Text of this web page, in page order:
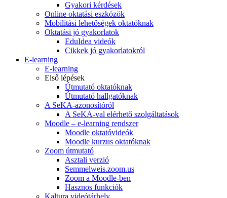
Gyakori kérdések
Online oktatási eszközök
Mobilitási lehetőségek oktatóknak
Oktatási jó gyakorlatok
EduIdea videók
Cikkek jó gyakorlatokról
E-learning
E-learning
Első lépések
Útmutató oktatóknak
Útmutató hallgatóknak
A SeKA-azonosítóról
A SeKA-val elérhető szolgáltatások
Moodle – e-learning rendszer
Moodle oktatóvideók
Moodle kurzus oktatóknak
Zoom útmutató
Asztali verzió
Semmelweis.zoom.us
Zoom a Moodle-ben
Hasznos funkciók
Kaltura videótárhely